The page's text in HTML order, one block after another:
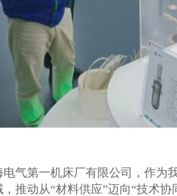
气第一机床厂有限公司，作为
推动从“材料供应”迈向“技术